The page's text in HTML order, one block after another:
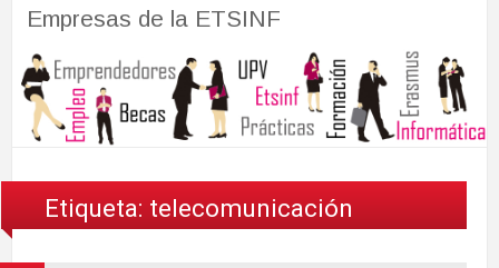
Empresas de la ETSINF
Etiqueta: telecomunicación